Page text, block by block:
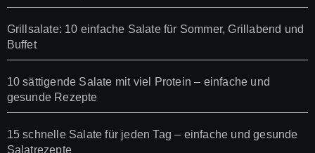
Grillsalate: 10 einfache Salate für Sommer, Grillabend und
Buffet
10 sättigende Salate mit viel Protein – einfache und
gesunde Rezepte
15 schnelle Salate für jeden Tag – einfache und gesunde
Salatrezepte